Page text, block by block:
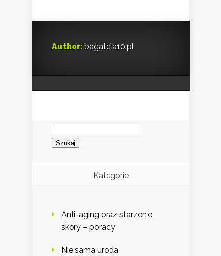
Author: bagatela10.pl
Szukaj:
Kategorie
Anti-aging oraz starzenie
skóry – porady
Nie sama uroda